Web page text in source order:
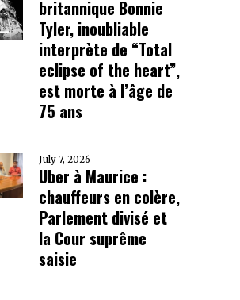
britannique Bonnie
Tyler, inoubliable
interprète de “Total
eclipse of the heart”,
est morte à l’âge de
75 ans
July 7, 2026
Uber à Maurice :
chauffeurs en colère,
Parlement divisé et
la Cour suprême
saisie